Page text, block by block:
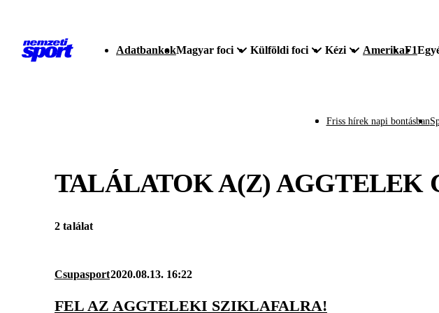
AdatbankokMagyar foci Külföldi foci Kézi AmerikaF1
Friss hírek napi bontásban
TALÁLATOK A(Z) AGGTELEK
2 találat
Csupasport2020.08.13. 16:22
FEL AZ AGGTELEKI SZIKLAFALRA!